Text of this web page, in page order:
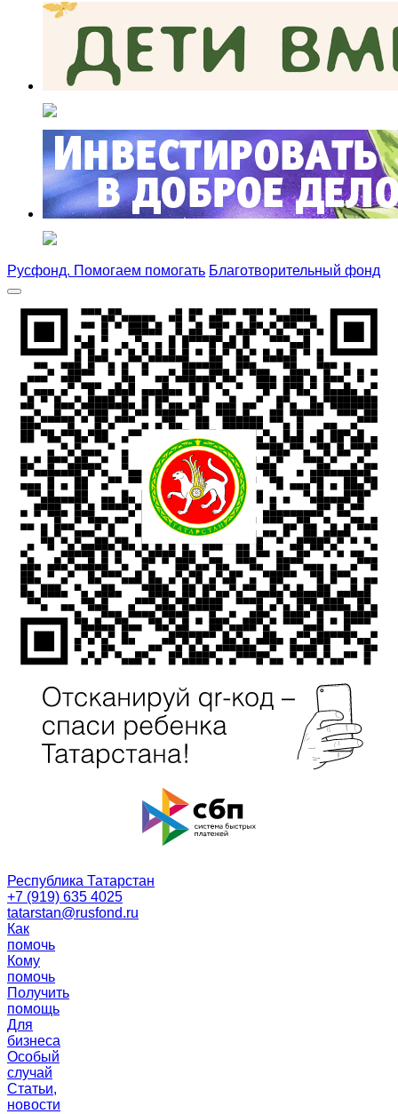
Русфонд. Помогаем помогать Благотворительный фонд
Республика Татарстан
+7 (919) 635 4025
tatarstan@rusfond.ru
Как
помочь
Кому
помочь
Получить
помощь
Для
бизнеса
Особый
случай
Статьи,
новости